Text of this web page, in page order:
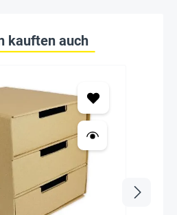
kauften auch